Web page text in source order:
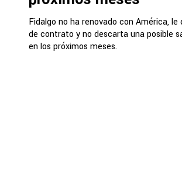
Fidalgo no ha renovado con América, le
de contrato y no descarta una posible
en los próximos meses.